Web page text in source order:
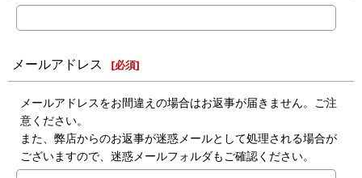
メールアドレス [必須]
メールアドレスをお間違えの場合はお返事が届きません。ご注
意ください。
また、弊店からのお返事が迷惑メールとして処理される場合が
ございますので、迷惑メールフォルダもご確認ください。